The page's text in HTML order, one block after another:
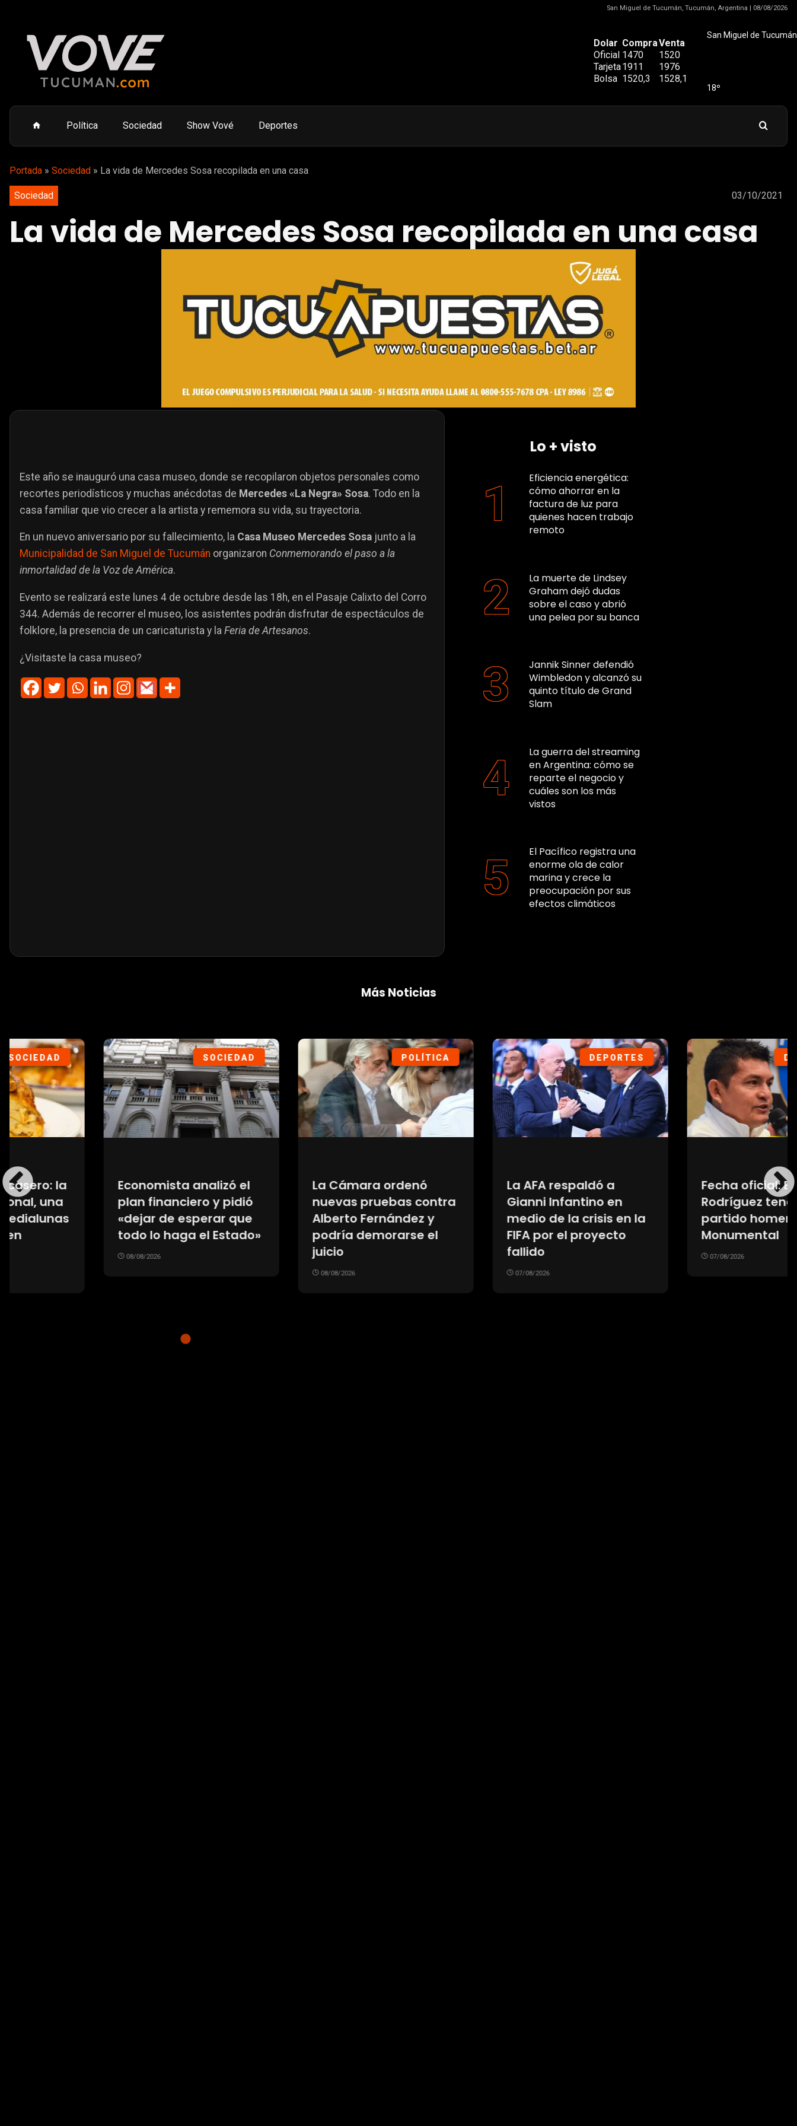
San Miguel de Tucumán, Tucumán, Argentina | 08/08/2026
Dolar CompraVenta
Oficial 1470
1520
Tarjeta1911
1976
Bolsa 1520,3 1528,1
San Miguel de Tucumán
18º
Política Sociedad Show Vové Deportes
Portada » Sociedad » La vida de Mercedes Sosa recopilada en una casa
Sociedad 03/10/2021
La vida de Mercedes Sosa recopilada en una casa
Este año se inauguró una casa museo, donde se recopilaron objetos personales como
recortes periodísticos y muchas anécdotas de Mercedes «La Negra» Sosa. Todo en la
casa familiar que vio crecer a la artista y rememora su vida, su trayectoria.
En un nuevo aniversario por su fallecimiento, la Casa Museo Mercedes Sosa junto a la
Municipalidad de San Miguel de Tucumán organizaron Conmemorando el paso a la
inmortalidad de la Voz de América.
Evento se realizará este lunes 4 de octubre desde las 18h, en el Pasaje Calixto del Corro
344. Además de recorrer el museo, los asistentes podrán disfrutar de espectáculos de
folklore, la presencia de un caricaturista y la Feria de Artesanos.
¿Visitaste la casa museo?
Lo + visto
Eficiencia energética:
cómo ahorrar en la
factura de luz para
quienes hacen trabajo
remoto
La muerte de Lindsey
Graham dejó dudas
sobre el caso y abrió
una pelea por su banca
Jannik Sinner defendió
Wimbledon y alcanzó su
quinto título de Grand
Slam
La guerra del streaming
en Argentina: cómo se
reparte el negocio y
cuáles son los más
vistos
El Pacífico registra una
enorme ola de calor
marina y crece la
preocupación por sus
efectos climáticos
Más Noticias
POLÍTICA
La Cámara ordenó
nuevas pruebas contra
Alberto Fernández y
podría demorarse el
DEPORTES
La AFA respaldó a
Gianni Infantino en
medio de la crisis en la
FIFA por el proyecto
DEPORTES
Fecha oficial: El Pulga
Rodríguez tendrá su
partido homenaje en el
Monumental
DEPORTES
Se confirmó que Boca
jugará un tercer
partido en Huracán: la
explicación sobre la
“obra demorada por 30